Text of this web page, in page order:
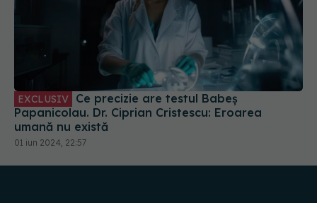
EXCLUSIV
Papanicolau. Dr. Ciprian Cristescu: Eroarea
umană nu există
01 iun 2024, 22:57